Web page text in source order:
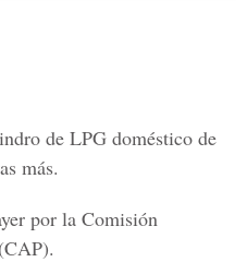
de LPG doméstico de
más.
por la Comisión